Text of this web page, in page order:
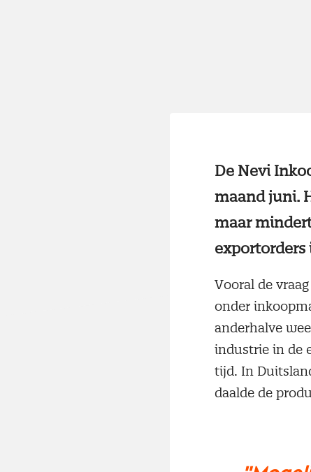
De Nevi
maand juni.
maar
exportorders
Vooral de
onder
anderhalve
industrie in de
tijd. In
daalde de